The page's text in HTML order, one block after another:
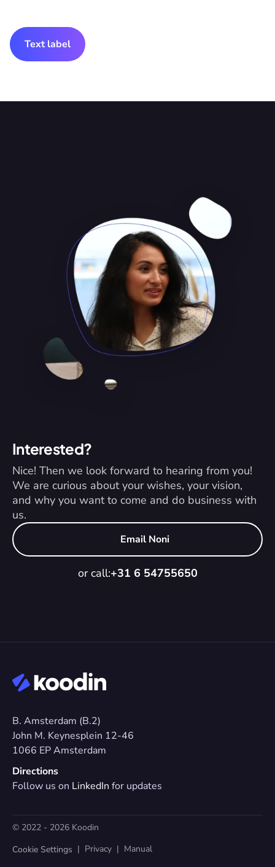
Text label
Interested?
Nice! Then we look forward to hearing from you!
We are curious about your wishes, your vision,
and why you want to come and do business with
us.
Email Noni
or call:+31 6 54755650
B. Amsterdam (B.2)
John M. Keynesplein 12-46
1066 EP Amsterdam
Directions
Follow us on LinkedIn for updates
© 2022 - 2026 Koodin
Cookie Settings
  |
Privacy
  |
Manual